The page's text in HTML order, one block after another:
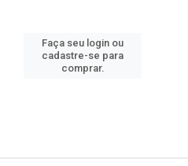
Faça seu login ou
cadastre-se para
comprar.